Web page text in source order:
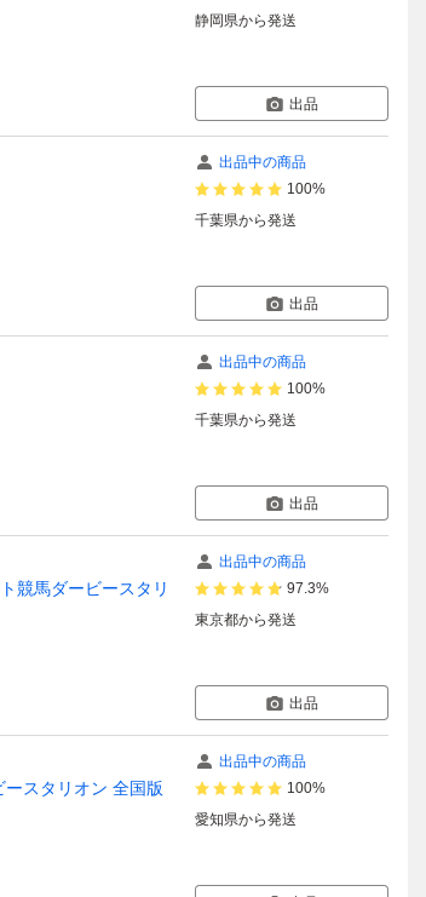
静岡県から発送
出品
出品中の商品
100%
千葉県から発送
出品
出品中の商品
100%
千葉県から発送
出品
馬ダービースタリ
出品中の商品
97.3%
東京都から発送
出品
スタリオン 全国版
出品中の商品
100%
愛知県から発送